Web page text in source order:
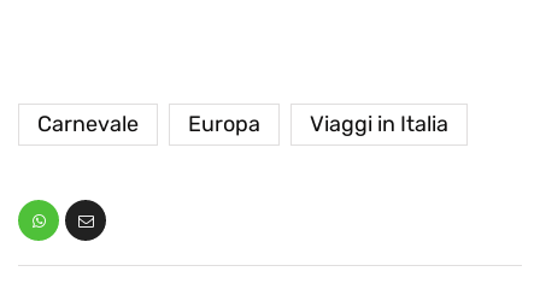
Carnevale Europa Viaggi in Italia